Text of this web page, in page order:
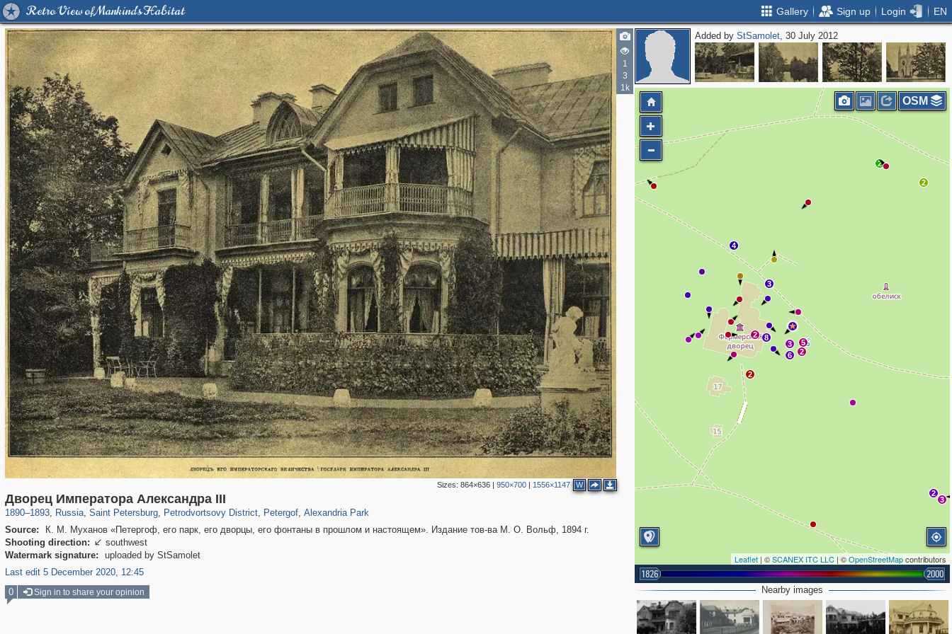
Retro View of Mankind's Habitat Gallery Sign up Login EN
1
3
1k
Sizes: 864×636| 950×700| 1556×1147 W
Дворец Императора Александра III
1890–1893, Russia
1,405,755 29,243
, Saint Petersburg
197,057 5,709
, Petrodvortsovy District
10,781 350
, Petergof, Alexandria Park
Source:
К. М. Муханов «Петергоф, его парк, его дворцы, его фонтаны в прошлом и настоящем». Издание тов-ва М. О. Вольф, 1894 г.
Shooting direction:  southwest
Watermark signature:
uploaded by StSamolet
Last edit 5 December 2020, 12:45
Added byStSamolet, 30 July 2012
2
3
4
2 8
3
5
3
6
2
2
2
2
Leaflet | ©SCANEX ITC LLC | ©OpenStreetMapcontributors
1826 2000
OSM
Nearby images
0 Sign in to share your opinion